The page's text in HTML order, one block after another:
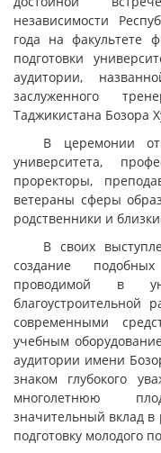
независимости
года на факультете
подготовки
аудитории,
заслуженного
Таджикистана Бозора
В церемонии
университета,
проректоры,
ветераны сферы
родственники и
В своих
создание
проводимой в
благоустроительной
современными
учебным
аудитории имени
знаком глубокого
многолетнюю
значительный вклад в
подготовку молодого